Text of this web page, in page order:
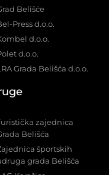
Belišće
Press d.o.o.
d.o.o.
d.o.o.
Grada Belišća d.o.o.
zajednica
Belišća
športskih
grada Belišća